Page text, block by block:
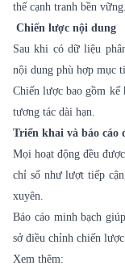
thế cạnh tranh bền vững.
Chiến lược nội dung
Sau khi có dữ liệu
nội dung phù hợp mục
Chiến lược bao gồm kế
tương tác dài hạn.
Triển khai và báo cáo
Mọi hoạt động đều
chỉ số như lượt tiếp
xuyên.
Báo cáo minh bạch
sở điều chỉnh chiến
Xem thêm: